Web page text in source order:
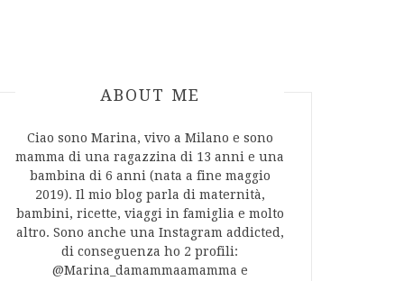
ABOUT AUTHOR
ABOUT ME
Ciao sono Marina, vivo a Milano e sono
mamma di una ragazzina di 13 anni e una
bambina di 6 anni (nata a fine maggio
2019). Il mio blog parla di maternità,
bambini, ricette, viaggi in famiglia e molto
altro. Sono anche una Instagram addicted,
di conseguenza ho 2 profili:
@Marina_damammaamamma e